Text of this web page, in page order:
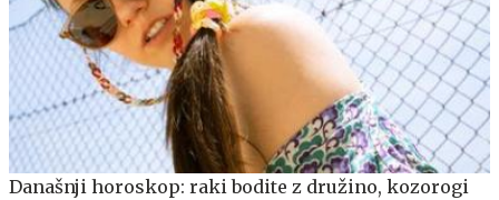
Današnji horoskop: raki bodite z družino, kozorogi